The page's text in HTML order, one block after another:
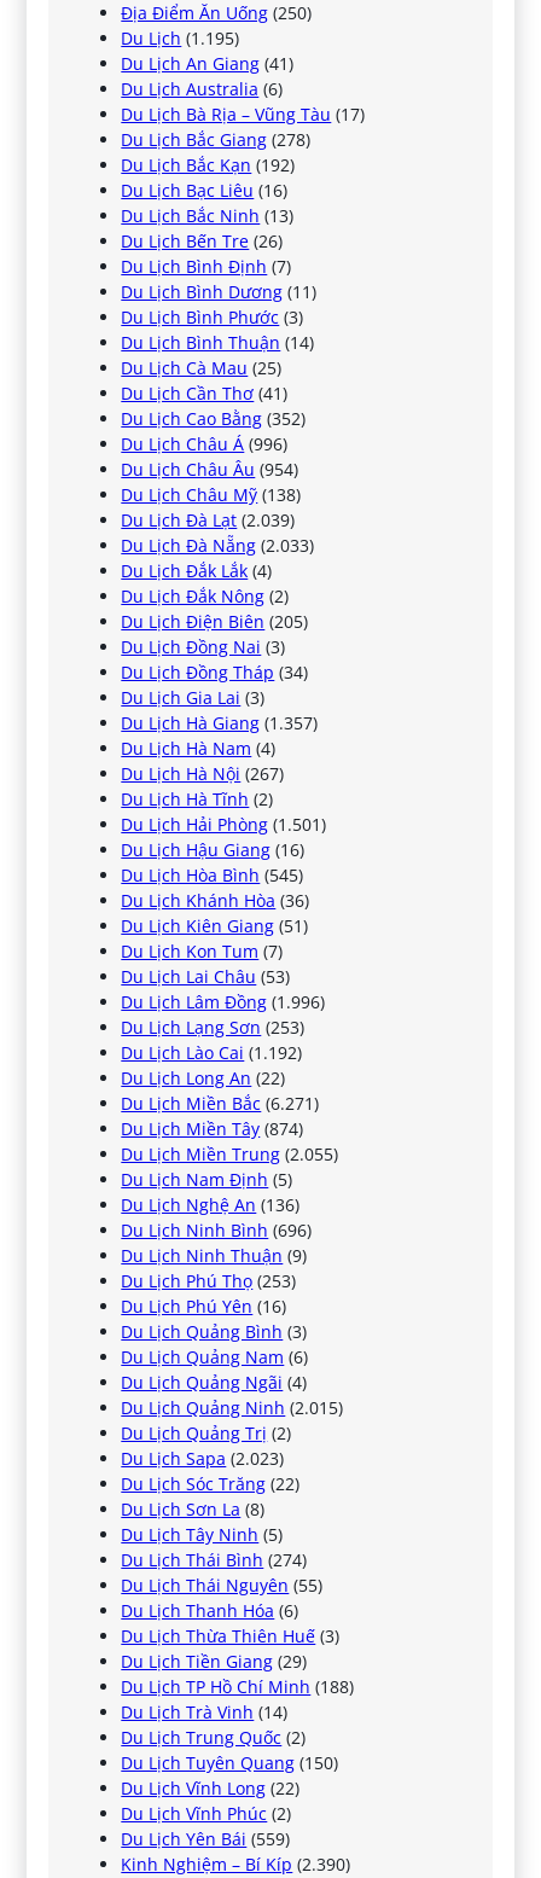
Địa Điểm Ăn Uống (250)
Du Lịch (1.195)
Du Lịch An Giang (41)
Du Lịch Australia (6)
Du Lịch Bà Rịa – Vũng Tàu (17)
Du Lịch Bắc Giang (278)
Du Lịch Bắc Kạn (192)
Du Lịch Bạc Liêu (16)
Du Lịch Bắc Ninh (13)
Du Lịch Bến Tre (26)
Du Lịch Bình Định (7)
Du Lịch Bình Dương (11)
Du Lịch Bình Phước (3)
Du Lịch Bình Thuận (14)
Du Lịch Cà Mau (25)
Du Lịch Cần Thơ (41)
Du Lịch Cao Bằng (352)
Du Lịch Châu Á (996)
Du Lịch Châu Âu (954)
Du Lịch Châu Mỹ (138)
Du Lịch Đà Lạt (2.039)
Du Lịch Đà Nẵng (2.033)
Du Lịch Đắk Lắk (4)
Du Lịch Đắk Nông (2)
Du Lịch Điện Biên (205)
Du Lịch Đồng Nai (3)
Du Lịch Đồng Tháp (34)
Du Lịch Gia Lai (3)
Du Lịch Hà Giang (1.357)
Du Lịch Hà Nam (4)
Du Lịch Hà Nội (267)
Du Lịch Hà Tĩnh (2)
Du Lịch Hải Phòng (1.501)
Du Lịch Hậu Giang (16)
Du Lịch Hòa Bình (545)
Du Lịch Khánh Hòa (36)
Du Lịch Kiên Giang (51)
Du Lịch Kon Tum (7)
Du Lịch Lai Châu (53)
Du Lịch Lâm Đồng (1.996)
Du Lịch Lạng Sơn (253)
Du Lịch Lào Cai (1.192)
Du Lịch Long An (22)
Du Lịch Miền Bắc (6.271)
Du Lịch Miền Tây (874)
Du Lịch Miền Trung (2.055)
Du Lịch Nam Định (5)
Du Lịch Nghệ An (136)
Du Lịch Ninh Bình (696)
Du Lịch Ninh Thuận (9)
Du Lịch Phú Thọ (253)
Du Lịch Phú Yên (16)
Du Lịch Quảng Bình (3)
Du Lịch Quảng Nam (6)
Du Lịch Quảng Ngãi (4)
Du Lịch Quảng Ninh (2.015)
Du Lịch Quảng Trị (2)
Du Lịch Sapa (2.023)
Du Lịch Sóc Trăng (22)
Du Lịch Sơn La (8)
Du Lịch Tây Ninh (5)
Du Lịch Thái Bình (274)
Du Lịch Thái Nguyên (55)
Du Lịch Thanh Hóa (6)
Du Lịch Thừa Thiên Huế (3)
Du Lịch Tiền Giang (29)
Du Lịch TP Hồ Chí Minh (188)
Du Lịch Trà Vinh (14)
Du Lịch Trung Quốc (2)
Du Lịch Tuyên Quang (150)
Du Lịch Vĩnh Long (22)
Du Lịch Vĩnh Phúc (2)
Du Lịch Yên Bái (559)
Kinh Nghiệm – Bí Kíp (2.390)